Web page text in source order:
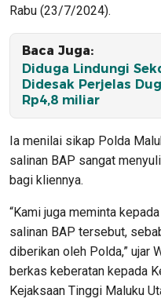
Rabu (23/7/2024).
Baca Juga:
Diduga Lindungi
Didesak Perjelas
Rp4,8 miliar
Ia menilai sikap Polda
salinan BAP sangat
bagi kliennya.
“Kami juga meminta
salinan BAP tersebut,
diberikan oleh Polda,” ujar
berkas keberatan kepada
Kejaksaan Tinggi Maluku